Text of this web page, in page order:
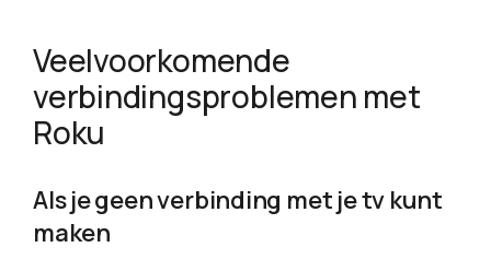
Veelvoorkomende
verbindingsproblemen met
Roku
Als je geen verbinding met je tv kunt
maken